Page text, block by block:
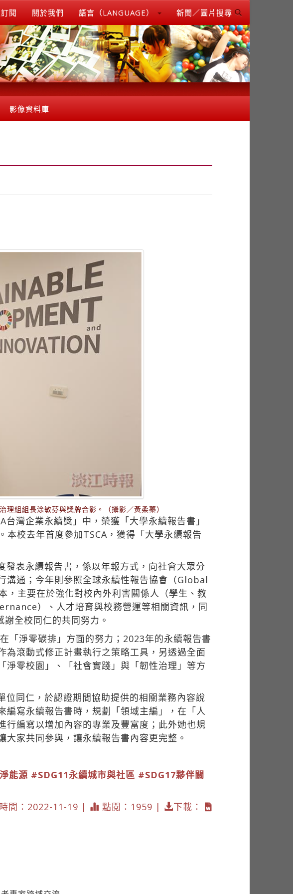
閱 關於我們 語言（LANGUAGE） 新聞／圖片搜尋
影像資料庫
組組長涂敏芬與獎牌合影。（攝影／黃柔蓁）
灣企業永續獎」中，榮獲「大學永續報告書」
校去年首度參加TSCA，獲得「大學永續報告
表永續報告書，係以年報方式，向社會大眾分
溝通；今年則參照全球永續性報告協會（Global
主要在於強化對校內外利害關係人（學生、教
）、人才培育與校務營運等相關資訊，同
全校同仁的共同努力。
「淨零碳排」方面的努力；2023年的永續報告書
滾動式修正計畫執行之策略工具，另透過全面
零校園」、「社會實踐」與「韌性治理」等方
同仁，於認證期間協助提供的相關業務內容說
寫永續報告書時，規劃「領域主編」，在「人
編寫以增加內容的專業及豐富度；此外她也規
家共同參與，讓永續報告書內容更完整。
能源 #SDG11永續城市與社區 #SDG17夥伴關
間：2022-11-19 | 點閱：1959 | 下載：